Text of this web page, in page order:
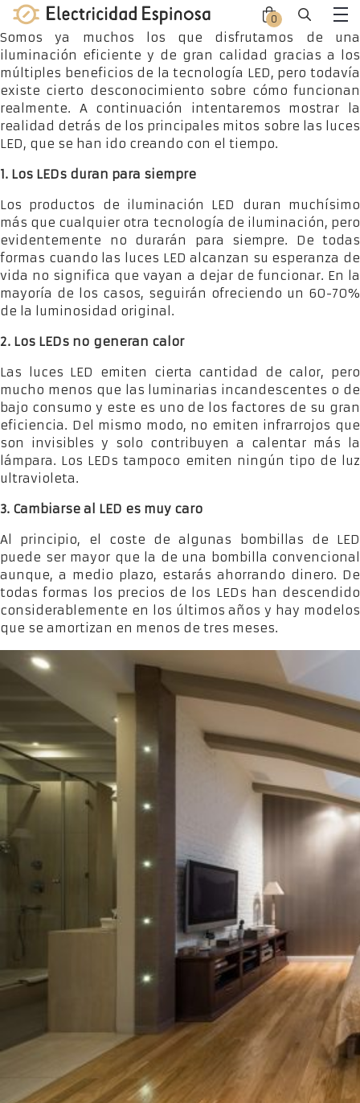
Skip
content
0
Somos ya muchos los que disfrutamos de una
iluminación eficiente y de gran calidad gracias a los
múltiples beneficios de la tecnología LED, pero todavía
existe cierto desconocimiento sobre cómo funcionan
realmente. A continuación intentaremos mostrar la
realidad detrás de los principales mitos sobre las luces
LED, que se han ido creando con el tiempo.
1. Los LEDs duran para siempre
Los productos de iluminación LED duran muchísimo
más que cualquier otra tecnología de iluminación, pero
evidentemente no durarán para siempre. De todas
formas cuando las luces LED alcanzan su esperanza de
vida no significa que vayan a dejar de funcionar. En la
mayoría de los casos, seguirán ofreciendo un 60-70%
de la luminosidad original.
2. Los LEDs no generan calor
Las luces LED emiten cierta cantidad de calor, pero
mucho menos que las luminarias incandescentes o de
bajo consumo y este es uno de los factores de su gran
eficiencia. Del mismo modo, no emiten infrarrojos que
son invisibles y solo contribuyen a calentar más la
lámpara. Los LEDs tampoco emiten ningún tipo de luz
ultravioleta.
3. Cambiarse al LED es muy caro
Al principio, el coste de algunas bombillas de LED
puede ser mayor que la de una bombilla convencional
aunque, a medio plazo, estarás ahorrando dinero. De
todas formas los precios de los LEDs han descendido
considerablemente en los últimos años y hay modelos
que se amortizan en menos de tres meses.
Close
menu
Close
cart